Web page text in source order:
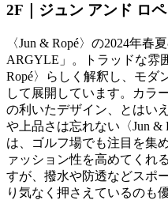
2F｜ジュン アンド ロペ
〈Jun & Ropé〉の2024年春
ARGYLE 」。トラッドな雰
Ropé〉らしく解釈し、モダ
して展開しています。カラ
の利いたデザイン、とはい
や上品さは忘れない〈Jun &
は、ゴルフ場でも注目を集
ァッション性を高めてくれ
すが、撥水や防透などスポ
り気なく押さえているのも優